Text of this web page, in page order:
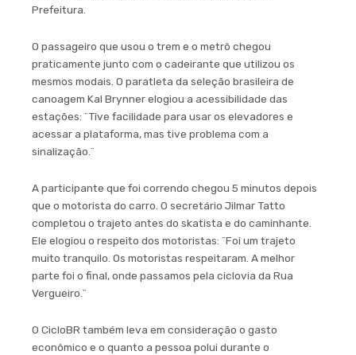
Prefeitura.
O passageiro que usou o trem e o metrô chegou
praticamente junto com o cadeirante que utilizou os
mesmos modais. O paratleta da seleção brasileira de
canoagem Kal Brynner elogiou a acessibilidade das
estações: ¨Tive facilidade para usar os elevadores e
acessar a plataforma, mas tive problema com a
sinalização.¨
A participante que foi correndo chegou 5 minutos depois
que o motorista do carro. O secretário Jilmar Tatto
completou o trajeto antes do skatista e do caminhante.
Ele elogiou o respeito dos motoristas: ¨Foi um trajeto
muito tranquilo. Os motoristas respeitaram. A melhor
parte foi o final, onde passamos pela ciclovia da Rua
Vergueiro.¨
O CicloBR também leva em consideração o gasto
econômico e o quanto a pessoa polui durante o